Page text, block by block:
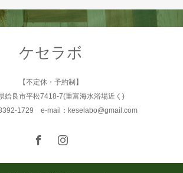
ケセラボ
【不定休・予約制】
姶良市平松7418-7(重富海水浴場近く)
1729 e-mail：keselabo@gmail.com